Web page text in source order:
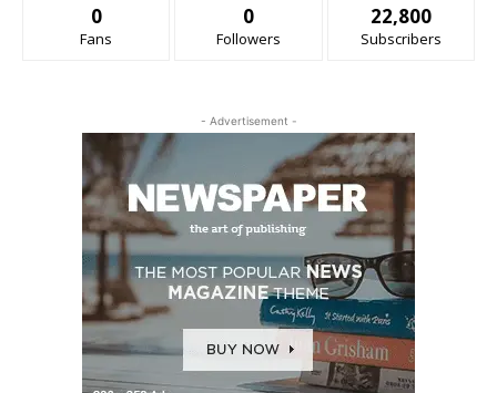
0
Fans
0
Followers
22,800
Subscribers
- Advertisement -